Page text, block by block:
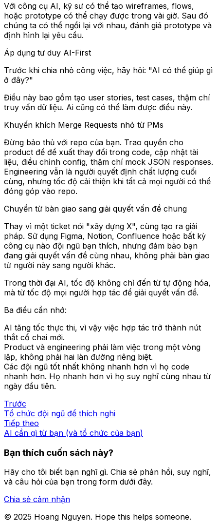
Với công cụ AI, kỹ sư có thể tạo wireframes, flows,
hoặc prototype có thể chạy được trong vài giờ. Sau đó
chúng ta có thể ngồi lại với nhau, đánh giá prototype và
định hình lại yêu cầu.
Áp dụng tư duy AI-First
Trước khi chia nhỏ công việc, hãy hỏi: "AI có thể giúp gì
ở đây?"
Điều này bao gồm tạo user stories, test cases, thậm chí
truy vấn dữ liệu. Ai cũng có thể làm được điều này.
Khuyến khích Merge Requests nhỏ từ PMs
Đừng bảo thủ với repo của bạn. Trao quyền cho
product để đề xuất thay đổi trong code, cập nhật tài
liệu, điều chỉnh config, thậm chí mock JSON responses.
Engineering vẫn là người quyết định chất lượng cuối
cùng, nhưng tốc độ cải thiện khi tất cả mọi người có thể
đóng góp vào repo.
Chuyển từ bàn giao sang giải quyết vấn đề chung
Thay vì một ticket nói "xây dựng X", cùng tạo ra giải
pháp. Sử dụng Figma, Notion, Confluence hoặc bất kỳ
công cụ nào đội ngũ bạn thích, nhưng đảm bảo bạn
đang giải quyết vấn đề cùng nhau, không phải bàn giao
từ người này sang người khác.
Trong thời đại AI, tốc độ không chỉ đến từ tự động hóa,
mà từ tốc độ mọi người hợp tác để giải quyết vấn đề.
Ba điều cần nhớ:
AI tăng tốc thực thi, vì vậy việc hợp tác trở thành nút
thắt cổ chai mới.
Product và engineering phải làm việc trong một vòng
lặp, không phải hai làn đường riêng biệt.
Các đội ngũ tốt nhất không nhanh hơn vì họ code
nhanh hơn. Họ nhanh hơn vì họ suy nghĩ cùng nhau từ
ngày đầu tiên.
Trước
Tổ chức đội ngũ để thích nghi
Tiếp theo
AI cần gì từ bạn (và tổ chức của bạn)
Bạn thích cuốn sách này?
Hãy cho tôi biết bạn nghĩ gì. Chia sẻ phản hồi, suy nghĩ,
và câu hỏi của bạn trong form dưới đây.
Chia sẻ cảm nhận
© 2025 Hoang Nguyen. Hope this helps someone.